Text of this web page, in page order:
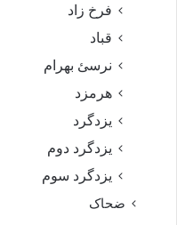
فرخ زاد
قباد
نرسئ بهرام‏
هرمزد
یزدگرد
یزدگرد دوم
یزدگرد سوم
ضحاک